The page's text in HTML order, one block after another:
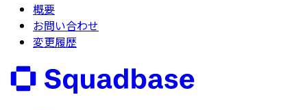
概要
お問い合わせ
変更履歴